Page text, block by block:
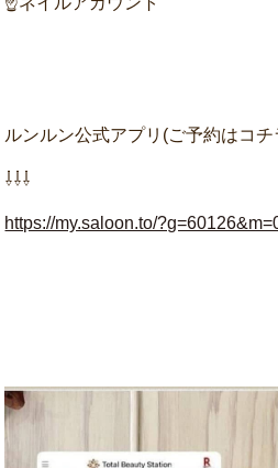
ルンルン公式アプリ(ご予約はコ
⇩⇩⇩
https://my.saloon.to/